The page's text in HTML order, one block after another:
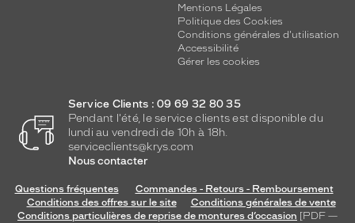
Mentions Légales
Politique des Cookies
Conditions générales d'utilisation
Accessibilité
Gérer les cookies
Service Clients : 09 69 32 80 35
Pendant l'été, le service clients est disponible du
lundi au vendredi de 10h à 18h.
serviceclients@krys.com
Nous contacter
Questions fréquentes
Commandes - Retours - Remboursement
Conditions des offres sur le site
Conditions générales de vente
Conditions particulières de reprise de montures d’occasion [PDF —